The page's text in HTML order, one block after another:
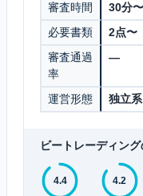
審査時間
30分〜
必要書類
2点〜
審査通過
率
—
運営形態 独立系
ビートレーディング
4.4 4.2